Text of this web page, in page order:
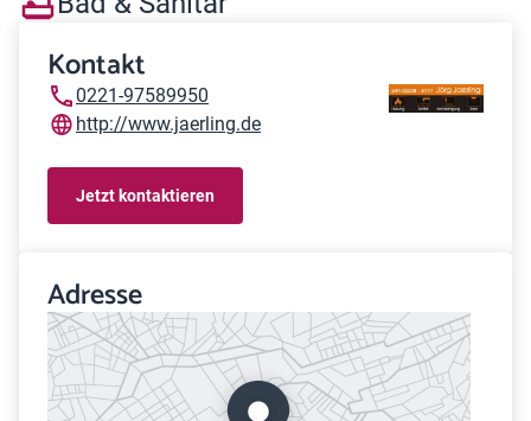
Kontakt
0221-97589950
http://www.jaerling.de
Jetzt kontaktieren
Adresse